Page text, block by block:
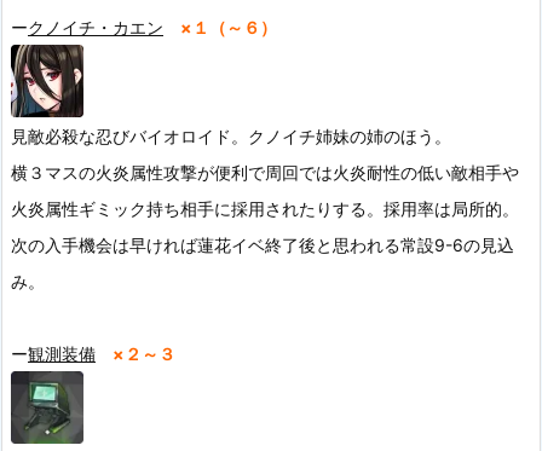
ークノイチ・カエン ×１（～６）
見敵必殺な忍びバイオロイド。クノイチ姉妹の姉のほう。
横３マスの火炎属性攻撃が便利で周回では火炎耐性の低い敵相手や
火炎属性ギミック持ち相手に採用されたりする。採用率は局所的。
次の入手機会は早ければ蓮花イベ終了後と思われる常設9-6の見込
み。
ー観測装備 ×２～３